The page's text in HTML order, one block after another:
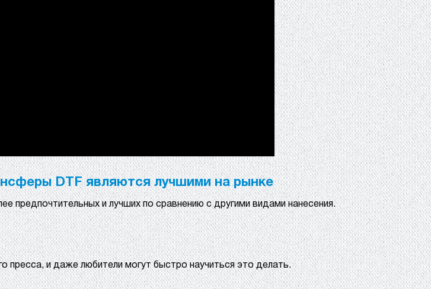
DTF являются лучшими на рынке
предпочтительных и лучших по сравнению с другими видами нанесения.
пресса, и даже любители могут быстро научиться это делать.